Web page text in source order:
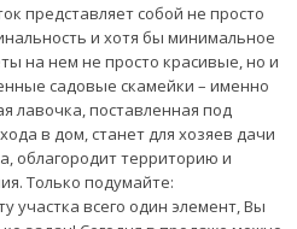
представляет собой не просто
и хотя бы минимальное
на нем не просто красивые, но и
садовые скамейки – именно
лавочка, поставленная под
в дом, станет для хозяев дачи
облагородит территорию и
Только подумайте:
участка всего один элемент, Вы